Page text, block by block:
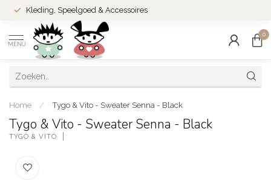
Kleding, Speelgoed & Accessoires
MENU
0
Home / Tygo & Vito - Sweater Senna - Black
Tygo & Vito - Sweater Senna - Black
TYGO & VITO